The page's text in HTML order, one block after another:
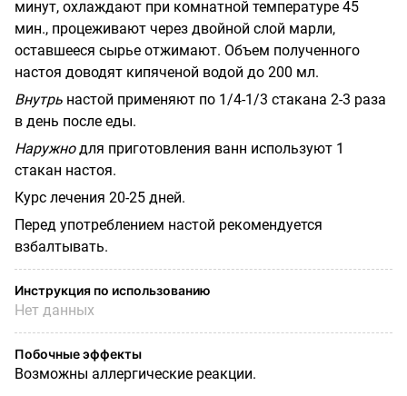
минут, охлаждают при комнатной температуре 45
мин., процеживают через двойной слой марли,
оставшееся сырье отжимают. Объем полученного
настоя доводят кипяченой водой до 200 мл.
Внутрь настой применяют по 1/4-1/3 стакана 2-3 раза
в день после еды.
Наружнодля приготовления ванн используют 1
стакан настоя.
Курс лечения 20-25 дней.
Перед употреблением настой рекомендуется
взбалтывать.
Инструкция по использованию
Нет данных
Побочные эффекты
Возможны аллергические реакции.